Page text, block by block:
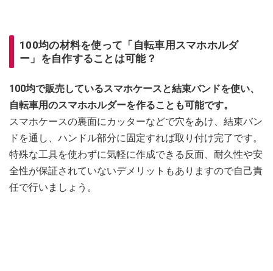
100均の材料を使って「自転車用スマホホルダ
ー」を自作することは可能？
100均で販売しているスマホケースと結束バンドを使い、
自転車用のスマホホルダーを作ることも可能です。
スマホケースの裏面にカッターなどで穴をあけ、結束バン
ドを通し、ハンドル部分に固定すれば取り付け完了です。
特殊な工具を使わずに気軽に作成できる反面、耐久性や安
全性が保証されていないデメリットもありますので自己責
任で行いましょう。